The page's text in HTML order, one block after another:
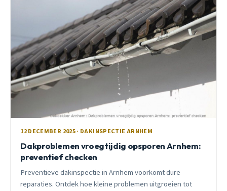
12 DECEMBER 2025 · DAKINSPECTIE ARNHEM
Dakproblemen vroegtijdig opsporen Arnhem:
preventief checken
Preventieve dakinspectie in Arnhem voorkomt dure
reparaties. Ontdek hoe kleine problemen uitgroeien tot